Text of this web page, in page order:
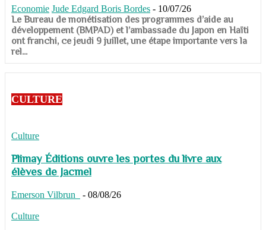
Economie Jude Edgard Boris Bordes - 10/07/26
​​​​​​​Le Bureau de monétisation des programmes d’aide au
développement (BMPAD) et l’ambassade du Japon en Haïti
ont franchi, ce jeudi 9 juillet, une étape importante vers la
rel...
CULTURE
Culture
Plimay Éditions ouvre les portes du livre aux
élèves de Jacmel
Emerson Vilbrun - 08/08/26
Culture